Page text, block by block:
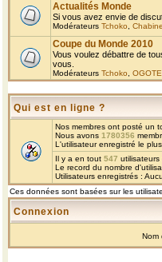
Actualités Monde
Si vous avez envie de
Modérateurs Tchoko Chabine
Coupe du Monde 2010
Vous voulez débattre de
vous.
Modérateurs Tchoko
Qui est en ligne ?
Nos membres ont posté un
Nous avons 1780356
L'utilisateur enregistré le
Il y a en tout 547
Le record du nombre
Utilisateurs enregistrés :
Ces données sont basées sur les
Connexion
Nom